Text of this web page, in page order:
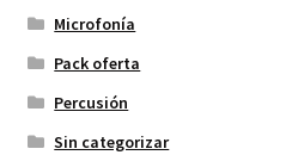
Microfonía
Pack oferta
Percusión
Sin categorizar